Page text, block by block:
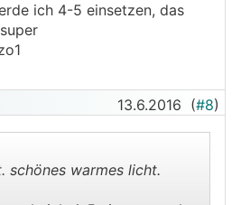
ich 4-5 einsetzen, das
13.6.2016 (#8)
schönes warmes licht.